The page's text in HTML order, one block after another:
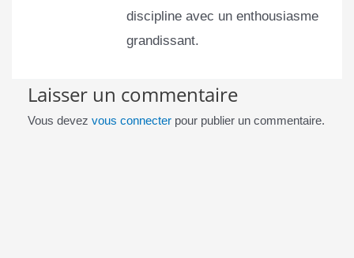
discipline avec un enthousiasme
grandissant.
Laisser un commentaire
Vous devez vous connecterpour publier un commentaire.